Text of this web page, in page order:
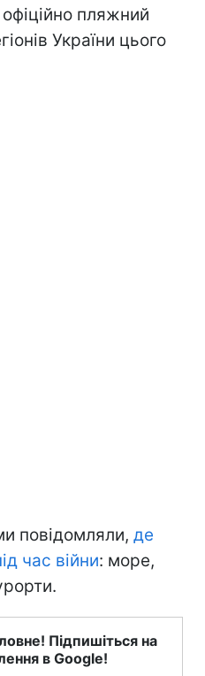
пляжний
України цього
повідомляли, де
час війни: море,
Підпишіться на
в Google!